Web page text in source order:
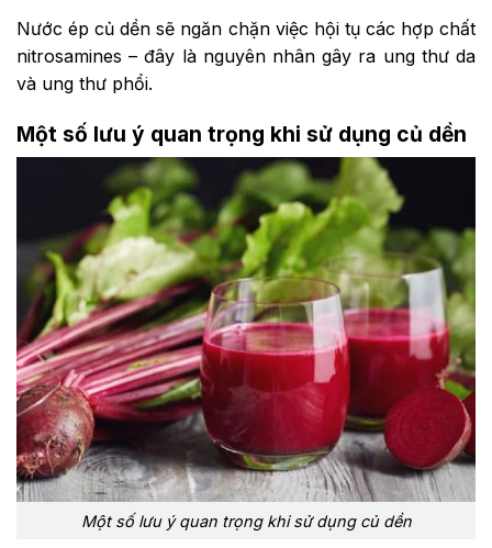
Nước ép củ dền sẽ ngăn chặn việc hội tụ các hợp chất
nitrosamines – đây là nguyên nhân gây ra ung thư da
và ung thư phổi.
Một số lưu ý quan trọng khi sử dụng củ dền
Một số lưu ý quan trọng khi sử dụng củ dền